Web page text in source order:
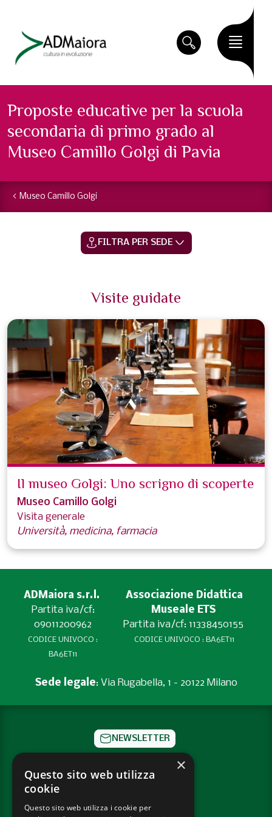
Proposte educative per la scuola
secondaria di primo grado al
Museo Camillo Golgi di Pavia
Museo Camillo Golgi
FILTRA PER SEDE
Visite guidate
Il museo Golgi: Uno scrigno di scoperte
Museo Camillo Golgi
Visita generale
Università, medicina, farmacia
ADMaiora s.r.l.
Partita iva/cf:
09011200962
CODICE UNIVOCO :
BA6ET11
Associazione Didattica
Museale ETS
Partita iva/cf: 11338450155
CODICE UNIVOCO : BA6ET11
Sede legale: Via Rugabella, 1 - 20122 Milano
NEWSLETTER
CONTATTI
×
Questo sito web utilizza
cookie
Questo sito web utilizza i cookie per